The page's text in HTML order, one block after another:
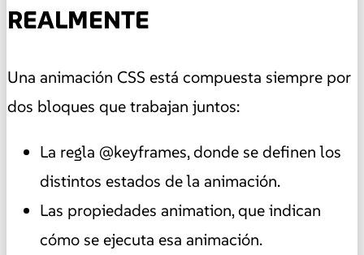
REALMENTE
Una animación CSS está compuesta siempre por
dos bloques que trabajan juntos:
La regla @keyframes, donde se definen los
distintos estados de la animación.
Las propiedades animation, que indican
cómo se ejecuta esa animación.